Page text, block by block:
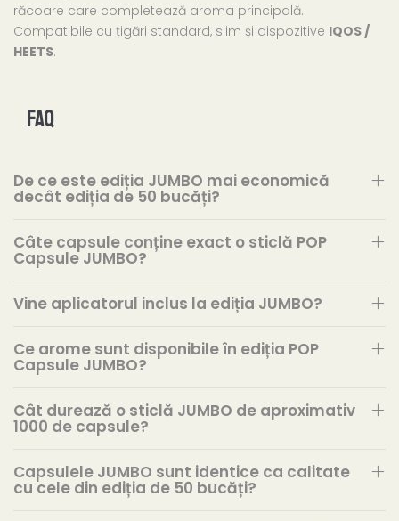
răcoare care completează aroma principală.
Compatibile cu țigări standard, slim și dispozitive IQOS /
HEETS.
FAQ
De ce este ediția JUMBO mai economică
decât ediția de 50 bucăți?
Câte capsule conține exact o sticlă POP
Capsule JUMBO?
Vine aplicatorul inclus la ediția JUMBO?
Ce arome sunt disponibile în ediția POP
Capsule JUMBO?
Cât durează o sticlă JUMBO de aproximativ
1000 de capsule?
Capsulele JUMBO sunt identice ca calitate
cu cele din ediția de 50 bucăți?